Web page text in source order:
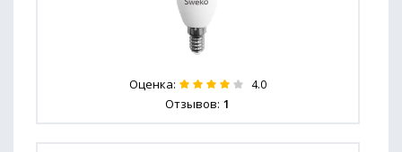
Оценка: 4.0
Отзывов: 1